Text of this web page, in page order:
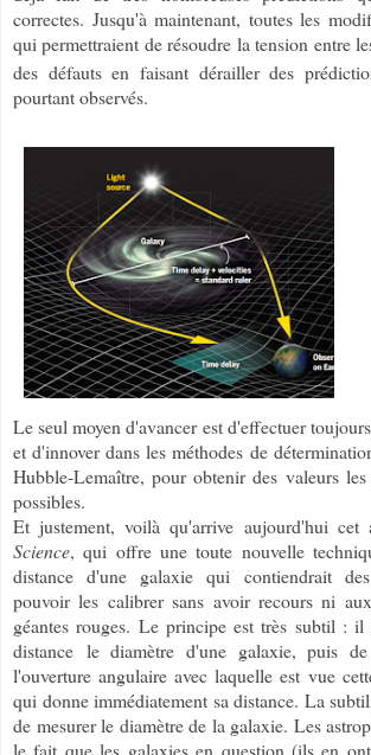
correctes. Jusqu'à maintenant, toutes les
qui permettraient de résoudre la tension entre
des défauts en faisant dérailler des
pourtant observés.
Le seul moyen d'avancer est d'effectuer
et d'innover dans les méthodes de
Hubble-Lemaître, pour obtenir des valeurs les
possibles.
Et justement, voilà qu'arrive aujourd'hui cet
Science, qui offre une toute nouvelle
distance d'une galaxie qui contiendrait
pouvoir les calibrer sans avoir recours ni
géantes rouges. Le principe est très subtil : il
distance le diamètre d'une galaxie, puis
l'ouverture angulaire avec laquelle est vue
qui donne immédiatement sa distance. La
de mesurer le diamètre de la galaxie. Les
le fait que les galaxies en question (ils en